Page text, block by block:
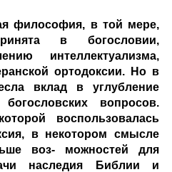
философия, в той мере,
в богословии,
интеллектуализма,
ортодоксии. Но в
вклад в углубление
вопросов.
воспользовалась
в некотором смысле
воз- можностей для
наследия Библии и